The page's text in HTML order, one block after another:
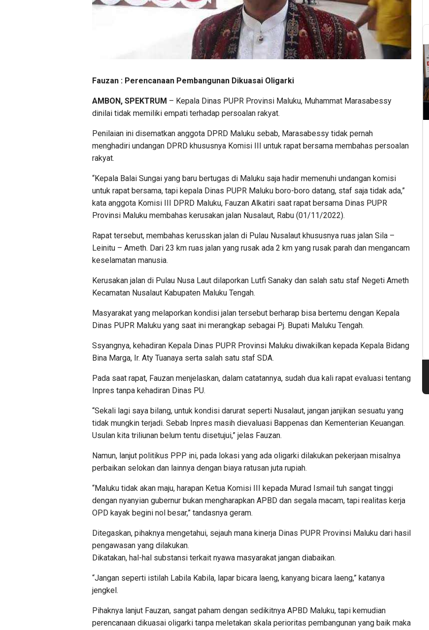
Fauzan : Perencanaan Pembangunan Dikuasai Oligarki
AMBON, SPEKTRUM – Kepala Dinas PUPR Provinsi Maluku, Muhammat Marasabessy
dinilai tidak memiliki empati terhadap persoalan rakyat.
Penilaian ini disematkan anggota DPRD Maluku sebab, Marasabessy tidak pernah
menghadiri undangan DPRD khususnya Komisi III untuk rapat bersama membahas persoalan
rakyat.
“Kepala Balai Sungai yang baru bertugas di Maluku saja hadir memenuhi undangan komisi
untuk rapat bersama, tapi kepala Dinas PUPR Maluku boro-boro datang, staf saja tidak ada,”
kata anggota Komisi III DPRD Maluku, Fauzan Alkatiri saat rapat bersama Dinas PUPR
Provinsi Maluku membahas kerusakan jalan Nusalaut, Rabu (01/11/2022).
Rapat tersebut, membahas kerusskan jalan di Pulau Nusalaut khususnya ruas jalan Sila –
Leinitu – Ameth. Dari 23 km ruas jalan yang rusak ada 2 km yang rusak parah dan mengancam
keselamatan manusia.
Kerusakan jalan di Pulau Nusa Laut dilaporkan Lutfi Sanaky dan salah satu staf Negeti Ameth
Kecamatan Nusalaut Kabupaten Maluku Tengah.
Masyarakat yang melaporkan kondisi jalan tersebut berharap bisa bertemu dengan Kepala
Dinas PUPR Maluku yang saat ini merangkap sebagai Pj. Bupati Maluku Tengah.
Ssyangnya, kehadiran Kepala Dinas PUPR Provinsi Maluku diwakilkan kepada Kepala Bidang
Bina Marga, Ir. Aty Tuanaya serta salah satu staf SDA.
Pada saat rapat, Fauzan menjelaskan, dalam catatannya, sudah dua kali rapat evaluasi tentang
Inpres tanpa kehadiran Dinas PU.
“Sekali lagi saya bilang, untuk kondisi darurat seperti Nusalaut, jangan janjikan sesuatu yang
tidak mungkin terjadi. Sebab Inpres masih dievaluasi Bappenas dan Kementerian Keuangan.
Usulan kita triliunan belum tentu disetujui,” jelas Fauzan.
Namun, lanjut politikus PPP ini, pada lokasi yang ada oligarki dilakukan pekerjaan misalnya
perbaikan selokan dan lainnya dengan biaya ratusan juta rupiah.
“Maluku tidak akan maju, harapan Ketua Komisi III kepada Murad Ismail tuh sangat tinggi
dengan nyanyian gubernur bukan mengharapkan APBD dan segala macam, tapi realitas kerja
OPD kayak begini nol besar,” tandasnya geram.
Ditegaskan, pihaknya mengetahui, sejauh mana kinerja Dinas PUPR Provinsi Maluku dari hasil
pengawasan yang dilakukan.
Dikatakan, hal-hal substansi terkait nyawa masyarakat jangan diabaikan.
“Jangan seperti istilah Labila Kabila, lapar bicara laeng, kanyang bicara laeng,” katanya
jengkel.
Pihaknya lanjut Fauzan, sangat paham dengan sedikitnya APBD Maluku, tapi kemudian
perencanaan dikuasai oligarki tanpa meletakan skala perioritas pembangunan yang baik maka